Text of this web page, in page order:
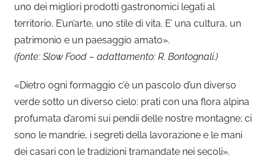
uno dei migliori prodotti gastronomici legati al
territorio. E’un’arte, uno stile di vita. E’ una cultura, un
patrimonio e un paesaggio amato».
(fonte: Slow Food – adattamento: R. Bontognali.)
«Dietro ogni formaggio c’è un pascolo d’un diverso
verde sotto un diverso cielo: prati con una flora alpina
profumata d’aromi sui pendii delle nostre montagne; ci
sono le mandrie, i segreti della lavorazione e le mani
dei casari con le tradizioni tramandate nei secoli».